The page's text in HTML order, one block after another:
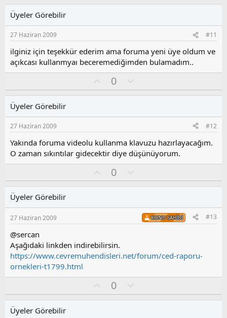
s
u
z
o
y
a
Üyeler Görebilir
27 Haziran 2009 #11
ilginiz için teşekkür ederim ama foruma yeni üye oldum ve
açıkcası kullanmyaı beceremediğimden bulamadım..
y
0
l
s
u
z
o
y
a
Üyeler Görebilir
27 Haziran 2009 #12
Yakında foruma videolu kullanma klavuzu hazırlayacağım.
O zaman sıkıntılar gidecektir diye düşünüyorum.
y
0
l
s
u
y
l
Üyeler Görebilir
27 Haziran 2009 KONU SAHIBI #13
@sercan
Aşağıdaki linkden indirebilirsin.
https://www.cevremuhendisleri.net/forum/ced-raporu-
ornekleri-t1799.html
y
0
l
Üyeler Görebilir